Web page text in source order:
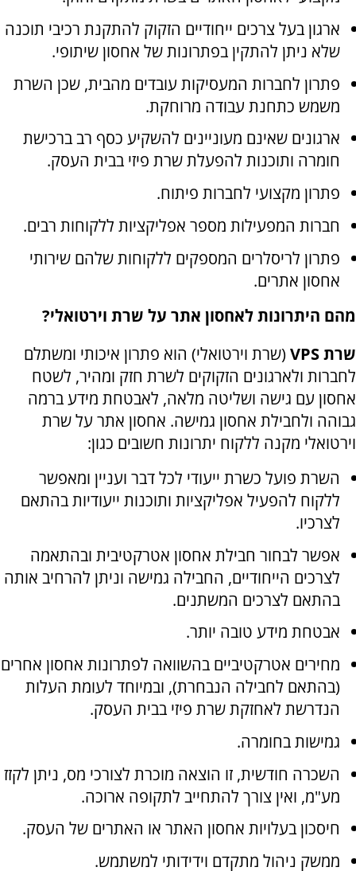
ארגון בעל צרכים ייחודיים הזקוק להתקנת רכיבי תוכנה
שלא ניתן להתקין בפתרונות של אחסון שיתופי.
פתרון לחברות המעסיקות עובדים מהבית, שכן השרת
משמש כתחנת עבודה מרוחקת.
ארגונים שאינם מעוניינים להשקיע כסף רב ברכישת
חומרה ותוכנות להפעלת שרת פיזי בבית העסק.
פתרון מקצועי לחברות פיתוח.
חברות המפעילות מספר אפליקציות ללקוחות רבים.
פתרון לריסלרים המספקים ללקוחות שלהם שירותי
אחסון אתרים.
מהם היתרונות לאחסון אתר על שרת וירטואלי?
שרתVPS (שרת וירטואלי) הוא פתרון איכותי ומשתלם
לחברות ולארגונים הזקוקים לשרת חזק ומהיר, לשטח
אחסון עם גישה ושליטה מלאה, לאבטחת מידע ברמה
גבוהה ולחבילת אחסון גמישה. אחסון אתר על שרת
וירטואלי מקנה ללקוח יתרונות חשובים כגון:
השרת פועל כשרת ייעודי לכל דבר ועניין ומאפשר
ללקוח להפעיל אפליקציות ותוכנות ייעודיות בהתאם
לצרכיו.
אפשר לבחור חבילת אחסון אטרקטיבית ובהתאמה
לצרכים הייחודיים, החבילה גמישה וניתן להרחיב אותה
בהתאם לצרכים המשתנים.
אבטחת מידע טובה יותר.
מחירים אטרקטיביים בהשוואה לפתרונות אחסון אחרים
(בהתאם לחבילה הנבחרת), ובמיוחד לעומת העלות
הנדרשת לאחזקת שרת פיזי בבית העסק.
גמישות בחומרה.
השכרה חודשית, זו הוצאה מוכרת לצורכי מס, ניתן לקזז
מע"מ, ואין צורך להתחייב לתקופה ארוכה.
חיסכון בעלויות אחסון האתר או האתרים של העסק.
ממשק ניהול מתקדם וידידותי למשתמש.